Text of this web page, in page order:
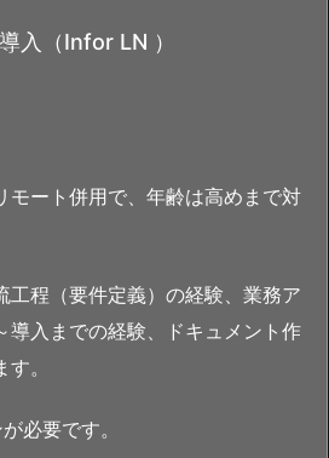
入（Infor LN ）
モート併用で、年齢は高めまで対
工程（要件定義）の経験、業務ア
導入までの経験、ドキュメント作
。
必要です。